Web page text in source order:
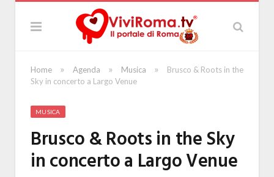
Home » Agenda » Musica »
Brusco & Roots in the
Sky in concerto a Largo Venue
MUSICA
Brusco & Roots in the Sky
in concerto a Largo Venue